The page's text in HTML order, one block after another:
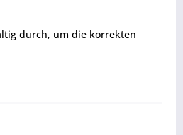
durch, um die korrekten